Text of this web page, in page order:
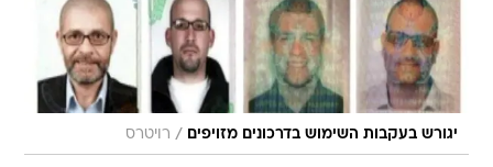
יגורש בעקבות השימוש בדרכונים מזויפים / רויטרס